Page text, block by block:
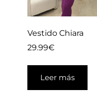
Vestido Chiara
29.99€
Leer más